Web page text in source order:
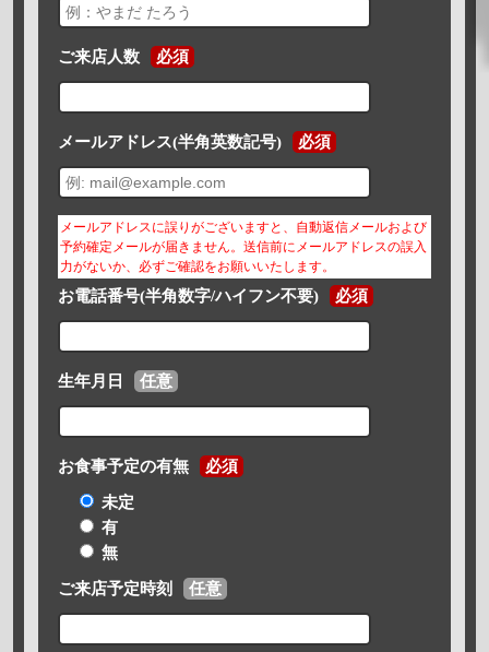
ご来店人数 必須
メールアドレス(半角英数記号) 必須
メールアドレスに誤りがございますと、自動返信メールおよび
予約確定メールが届きません。送信前にメールアドレスの誤入
力がないか、必ずご確認をお願いいたします。
お電話番号(半角数字/ハイフン不要) 必須
生年月日 任意
お食事予定の有無 必須
未定
有
無
ご来店予定時刻 任意